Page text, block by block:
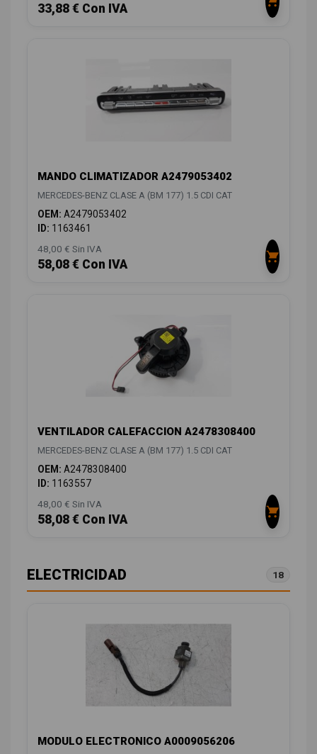
33,88 € Con IVA
MANDO CLIMATIZADOR A2479053402
MERCEDES-BENZ CLASE A (BM 177) 1.5 CDI CAT
OEM: A2479053402
ID: 1163461
48,00 € Sin IVA
58,08 € Con IVA
VENTILADOR CALEFACCION A2478308400
MERCEDES-BENZ CLASE A (BM 177) 1.5 CDI CAT
OEM: A2478308400
ID: 1163557
48,00 € Sin IVA
58,08 € Con IVA
ELECTRICIDAD 18
MODULO ELECTRONICO A0009056206